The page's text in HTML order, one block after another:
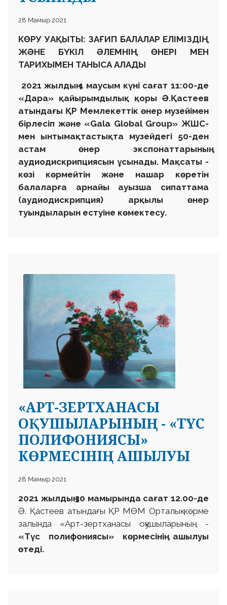
28 Мамыр 2021
КӨРУ УАҚЫТЫ: ЗАҒИП БАЛАЛАР ЕЛІМІЗДІҢ
ЖӘНЕ БҮКІЛ ӘЛЕМНІҢ ӨНЕРІ МЕН
ТАРИХЫМЕН ТАНЫСА АЛАДЫ
2021 жылдың 1 маусым күні сағат 11:00-де
«Дара» қайырымдылық қоры Ә.Қастеев
атындағы ҚР Мемлекеттік өнер музейімен
бірлесіп және «Gala Global Group» ЖШС-
мен ынтымақтастықта музейдегі 50-ден
астам өнер экспонаттарының
аудиодискрипциясын ұсынады. Мақсаты -
көзі көрмейтін және нашар көретін
балаларға арнайы ауызша сипаттама
(аудиодискрипция) арқылы өнер
туындыларын естуіне көмектесу.
«АРТ-ЗЕРТХАНАСЫ
ОҚУШЫЛАРЫНЫҢ - «ТҮС
ПОЛИФОНИЯСЫ»
КӨРМЕСІНІҢ АШЫЛУЫ
28 Мамыр 2021
2021 жылдың 30 мамырында сағат 12.00-де
Ә. Қастеев атындағы ҚР МӨМ Орталық көрме
залында «Арт-зертханасы оқушыларының -
«Түс полифониясы» көрмесінің ашылуы
өтеді.